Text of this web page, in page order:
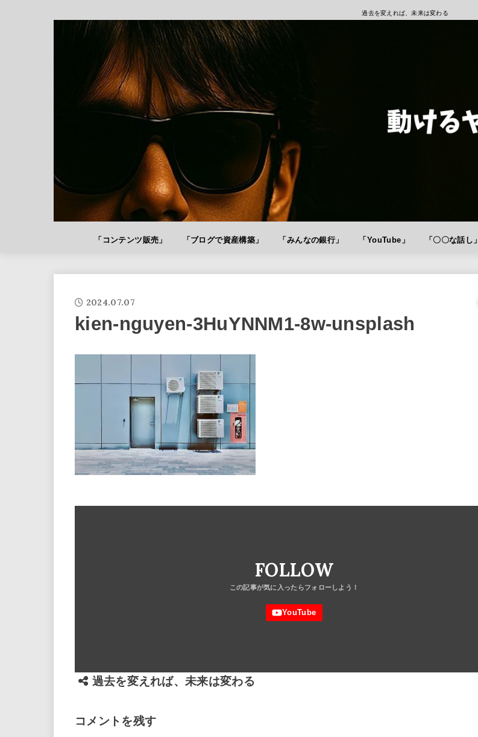
過去を変えれば、未来は変わる
「コンテンツ販売」 「ブログで資産構築」 「みんなの銀行」 「YouTube」 「〇〇な話し」
2024.07.07
kien-nguyen-3HuYNNM1-8w-unsplash
FOLLOW
過去を変えれば、未来は変わる
コメントを残す